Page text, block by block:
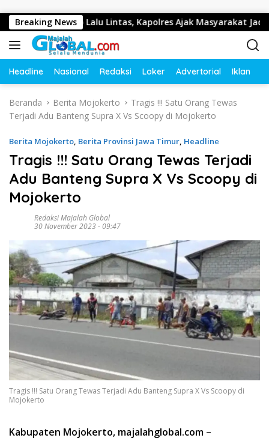
Breaking News
Tertib Lalu Lintas, Kapolres Ajak Masyarakat Jadi
Headline Nasional Redaksi Loker Advertorial Iklan
Beranda Berita Mojokerto
Tragis !!! Satu Orang Tewas
Terjadi Adu Banteng Supra X Vs Scoopy di Mojokerto
Berita Mojokerto, Berita Provinsi Jawa Timur, Headline
Tragis !!! Satu Orang Tewas Terjadi
Adu Banteng Supra X Vs Scoopy di
Mojokerto
Redaksi Majalah Global
30 November 2023 - 09:47
Tragis !!! Satu Orang Tewas Terjadi Adu Banteng Supra X Vs Scoopy di
Mojokerto
Kabupaten Mojokerto, majalahglobal.com –